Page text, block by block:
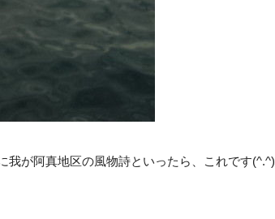
我が阿真地区の風物詩といったら、これです(^.^)